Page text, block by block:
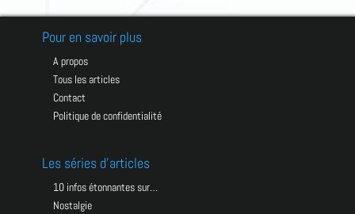
Pour en savoir plus
A propos
Tous les articles
Contact
Politique de confidentialité
Les séries d’articles
10 infos étonnantes sur…
Nostalgie